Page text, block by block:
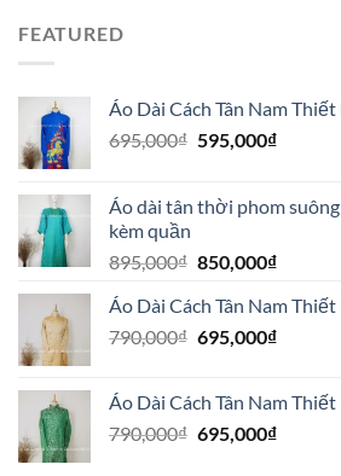
FEATURED
Áo Dài Cách Tân Nam
695,000₫ Giá
695,000₫.
595,000₫Giá
là:
Áo dài tân thời phom
kèm quần
895,000₫ Giá
là:
895,000₫.
850,000₫Giá
tại
là:
Áo Dài Cách Tân Nam
790,000₫ Giá
790,000₫.
695,000₫Giá
là:
Áo Dài Cách Tân Nam
790,000₫ Giá
695,000₫Giá